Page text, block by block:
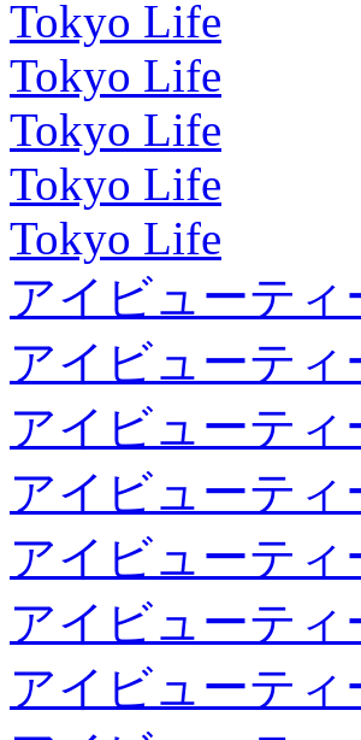
Tokyo Life
Tokyo Life
Tokyo Life
Tokyo Life
Tokyo Life
アイビューテ
アイビューテ
アイビューテ
アイビューテ
アイビューテ
アイビューテ
アイビューテ